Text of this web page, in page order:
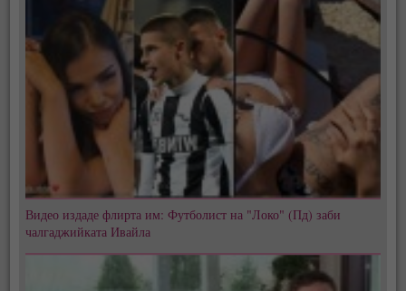
Видео издаде флирта им: Футболист на "Локо" (Пд) заби
чалгаджийката Ивайла